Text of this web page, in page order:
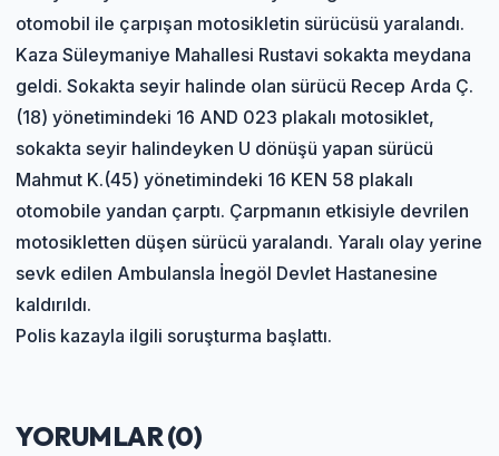
otomobil ile çarpışan motosikletin sürücüsü yaralandı.
Kaza Süleymaniye Mahallesi Rustavi sokakta meydana
geldi. Sokakta seyir halinde olan sürücü Recep Arda Ç.
(18) yönetimindeki 16 AND 023 plakalı motosiklet,
sokakta seyir halindeyken U dönüşü yapan sürücü
Mahmut K.(45) yönetimindeki 16 KEN 58 plakalı
otomobile yandan çarptı. Çarpmanın etkisiyle devrilen
motosikletten düşen sürücü yaralandı. Yaralı olay yerine
sevk edilen Ambulansla İnegöl Devlet Hastanesine
kaldırıldı.
Polis kazayla ilgili soruşturma başlattı.
YORUMLAR (0)